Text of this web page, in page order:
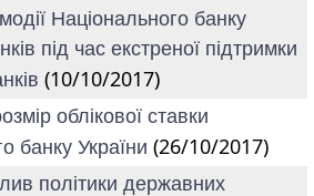
Національного банку
під час екстреної підтримки
(10/10/2017)
облікової ставки
банку України (26/10/2017)
політики державних